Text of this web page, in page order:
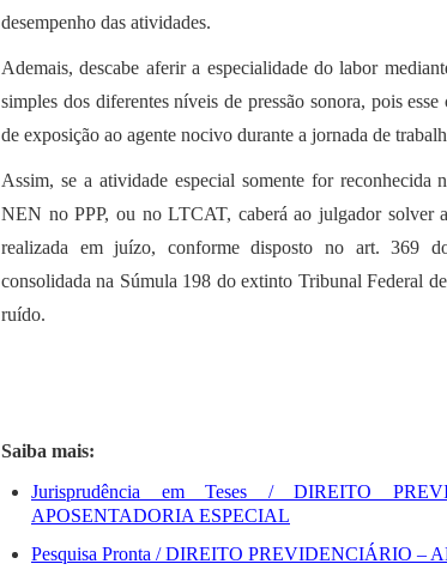
desempenho das atividades.
Ademais, descabe aferir a especialidade do labor
simples dos diferentes níveis de pressão sonora, pois
de exposição ao agente nocivo durante a jornada de
Assim, se a atividade especial somente for
NEN no PPP, ou no LTCAT, caberá ao julgador solver
realizada em juízo, conforme disposto no art. 369
consolidada na Súmula 198 do extinto Tribunal Federal
ruído.
Saiba mais:
Jurisprudência em Teses / DIREITO
APOSENTADORIA ESPECIAL
Pesquisa Pronta / DIREITO PREVIDENCIÁRIO –